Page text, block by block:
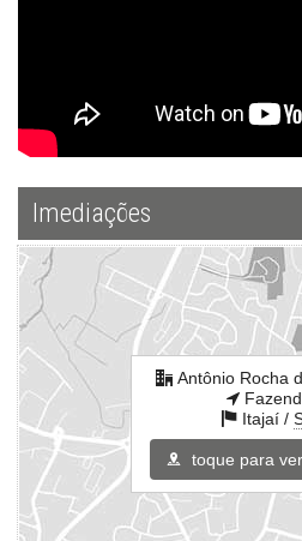
Endereço:
Antônio Rocha de Andrade
Itajaí /SC
ver mapa abaixo
Imediações
Antônio Rocha
Itajaí /
toque para